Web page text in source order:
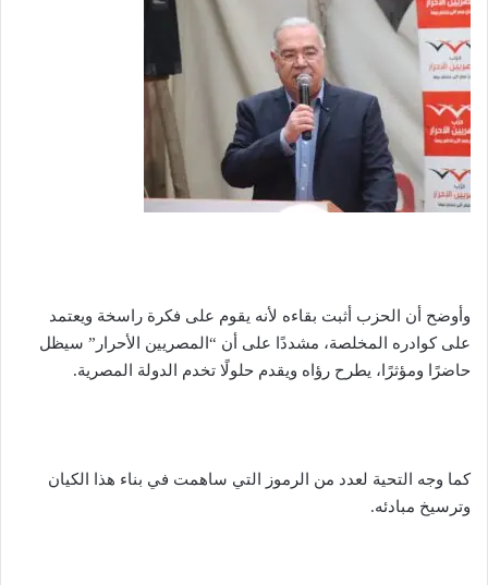
وأوضح أن الحزب أثبت بقاءه لأنه يقوم على فكرة راسخة ويعتمد
على كوادره المخلصة، مشددًا على أن “المصريين الأحرار” سيظل
حاضرًا ومؤثرًا، يطرح رؤاه ويقدم حلولًا تخدم الدولة المصرية.
كما وجه التحية لعدد من الرموز التي ساهمت في بناء هذا الكيان
وترسيخ مبادئه.